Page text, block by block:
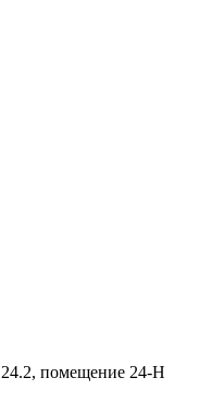
24.2, помещение 24-Н